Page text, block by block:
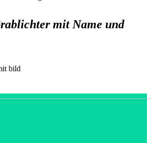
mit Name und
bild